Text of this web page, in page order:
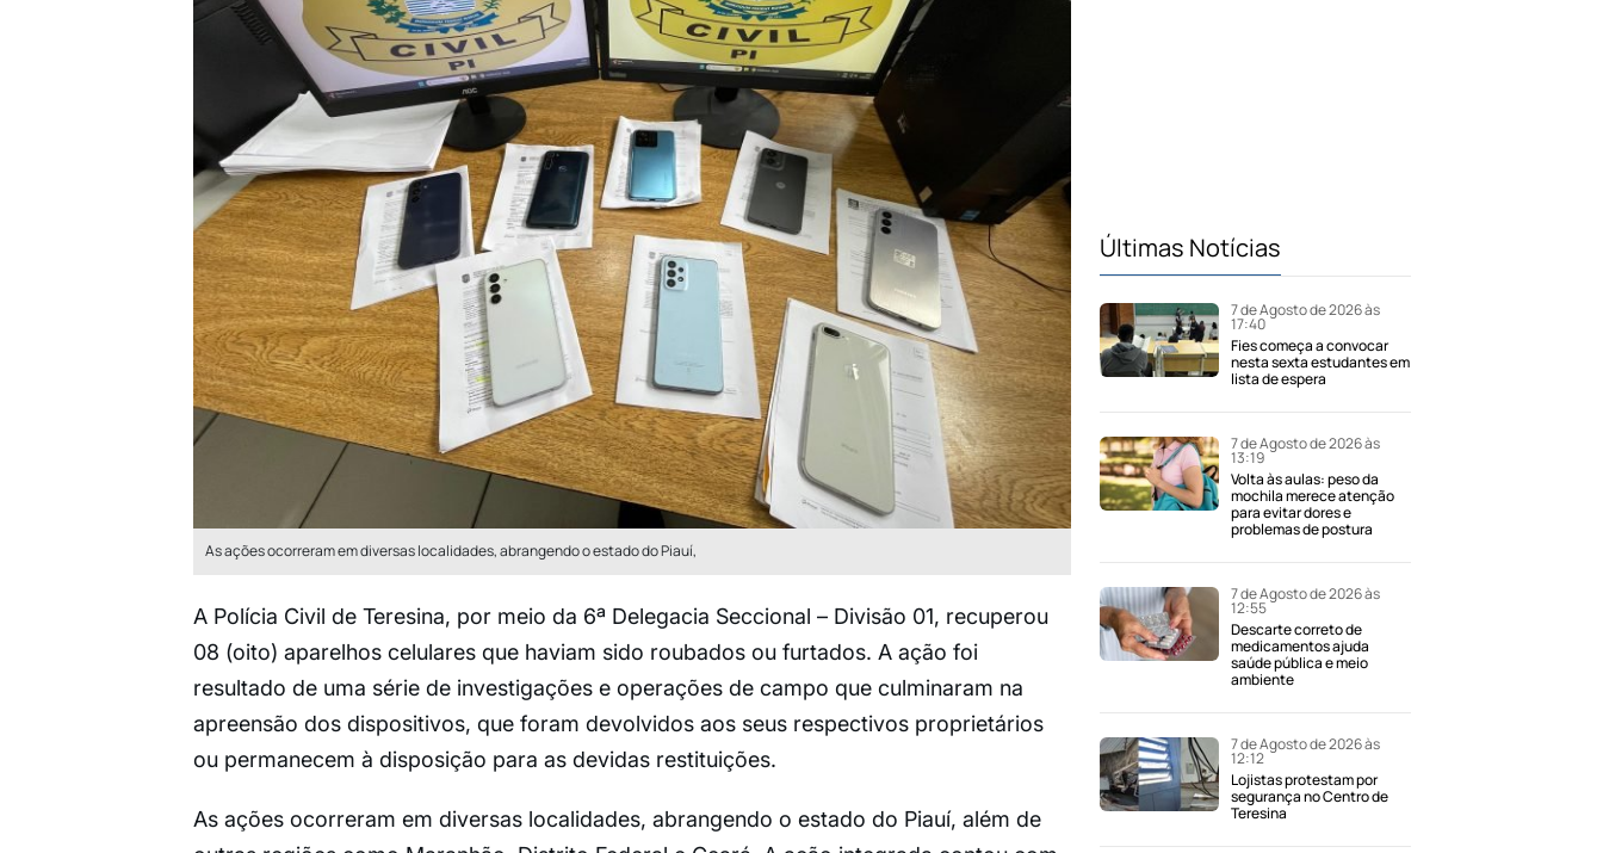
As ações ocorreram em diversas localidades, abrangendo o estado do Piauí,
A Polícia Civil de Teresina, por meio da 6ª Delegacia Seccional – Divisão 01, recuperou
08 (oito) aparelhos celulares que haviam sido roubados ou furtados. A ação foi
resultado de uma série de investigações e operações de campo que culminaram na
apreensão dos dispositivos, que foram devolvidos aos seus respectivos proprietários
ou permanecem à disposição para as devidas restituições.
As ações ocorreram em diversas localidades, abrangendo o estado do Piauí, além de
Últimas Notícias
7 de Agosto de 2026 às
17:40
Fies começa a convocar
nesta sexta estudantes em
lista de espera
7 de Agosto de 2026 às
13:19
Volta às aulas: peso da
mochila merece atenção
para evitar dores e
problemas de postura
7 de Agosto de 2026 às
12:55
Descarte correto de
medicamentos ajuda
saúde pública e meio
ambiente
7 de Agosto de 2026 às
12:12
Lojistas protestam por
segurança no Centro de
Teresina